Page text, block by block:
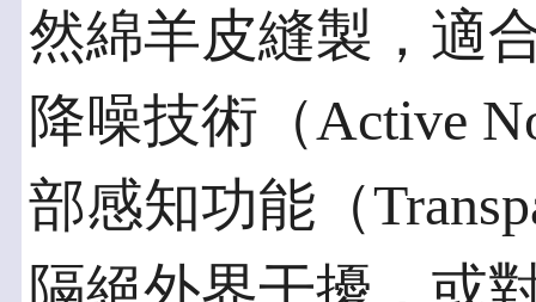
然綿羊皮縫製，適
降噪技術（Active
部感知功能（